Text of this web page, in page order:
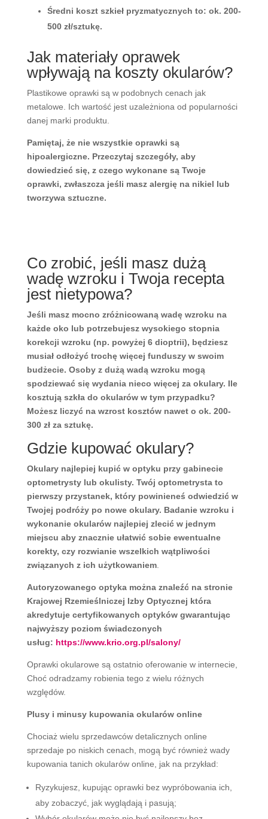
Średni koszt szkieł pryzmatycznych to: ok. 200-
500 zł/sztukę.
Jak materiały oprawek
wpływają na koszty okularów?
Plastikowe oprawki są w podobnych cenach jak
metalowe. Ich wartość jest uzależniona od popularności
danej marki produktu.
Pamiętaj, że nie wszystkie oprawki są
hipoalergiczne. Przeczytaj szczegóły, aby
dowiedzieć się, z czego wykonane są Twoje
oprawki, zwłaszcza jeśli masz alergię na nikiel lub
tworzywa sztuczne.
Co zrobić, jeśli masz dużą
wadę wzroku i Twoja recepta
jest nietypowa?
Jeśli masz mocno zróżnicowaną wadę wzroku na
każde oko lub potrzebujesz wysokiego stopnia
korekcji wzroku (np. powyżej 6 dioptrii), będziesz
musiał odłożyć trochę więcej funduszy w swoim
budżecie. Osoby z dużą wadą wzroku mogą
spodziewać się wydania nieco więcej za okulary. Ile
kosztują szkła do okularów w tym przypadku?
Możesz liczyć na wzrost kosztów nawet o ok. 200-
300 zł za sztukę.
Gdzie kupować okulary?
Okulary najlepiej kupić w optyku przy gabinecie
optometrysty lub okulisty. Twój optometrysta to
pierwszy przystanek, który powinieneś odwiedzić w
Twojej podróży po nowe okulary. Badanie wzroku i
wykonanie okularów najlepiej zlecić w jednym
miejscu aby znacznie ułatwić sobie ewentualne
korekty, czy rozwianie wszelkich wątpliwości
związanych z ich użytkowaniem.
Autoryzowanego optyka można znaleźć na stronie
Krajowej Rzemieślniczej Izby Optycznej która
akredytuje certyfikowanych optyków gwarantując
najwyższy poziom świadczonych
usług: https://www.krio.org.pl/salony/
Oprawki okularowe są ostatnio oferowanie w internecie,
Choć odradzamy robienia tego z wielu różnych
względów.
Plusy i minusy kupowania okularów online
Chociaż wielu sprzedawców detalicznych online
sprzedaje po niskich cenach, mogą być również wady
kupowania tanich okularów online, jak na przykład:
Ryzykujesz, kupując oprawki bez wypróbowania ich,
aby zobaczyć, jak wyglądają i pasują;